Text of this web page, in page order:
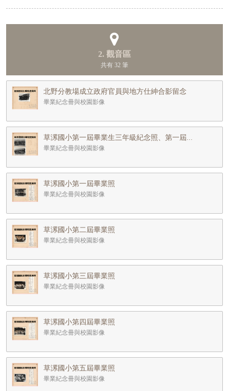
2. 觀音區
共有 32 筆
北野分教場成立政府官員與地方仕紳合影留念
畢業紀念冊與校園影像
草漯國小第一屆畢業生三年級紀念照、第一屆...
畢業紀念冊與校園影像
草漯國小第一屆畢業照
畢業紀念冊與校園影像
草漯國小第二屆畢業照
畢業紀念冊與校園影像
草漯國小第三屆畢業照
畢業紀念冊與校園影像
草漯國小第四屆畢業照
畢業紀念冊與校園影像
草漯國小第五屆畢業照
畢業紀念冊與校園影像